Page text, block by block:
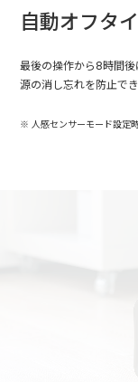
自動オフタ
最後の操作から8時間
源の消し忘れを防止でき
人感センサーモード設定